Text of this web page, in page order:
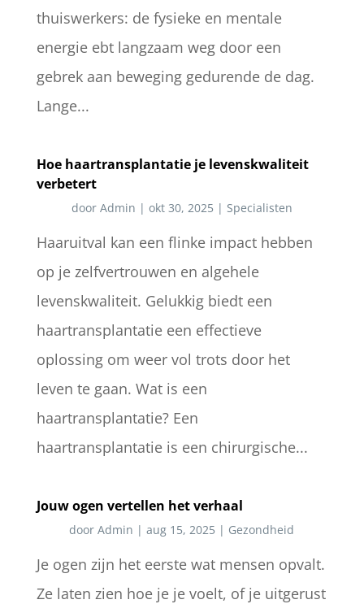
thuiswerkers: de fysieke en mentale
energie ebt langzaam weg door een
gebrek aan beweging gedurende de dag.
Lange...
Hoe haartransplantatie je levenskwaliteit
verbetert
door Admin | okt 30, 2025 | Specialisten
Haaruitval kan een flinke impact hebben
op je zelfvertrouwen en algehele
levenskwaliteit. Gelukkig biedt een
haartransplantatie een effectieve
oplossing om weer vol trots door het
leven te gaan. Wat is een
haartransplantatie? Een
haartransplantatie is een chirurgische...
Jouw ogen vertellen het verhaal
doorAdmin |aug 15, 2025 | Gezondheid
Je ogen zijn het eerste wat mensen opvalt.
Ze laten zien hoe je je voelt, of je uitgerust